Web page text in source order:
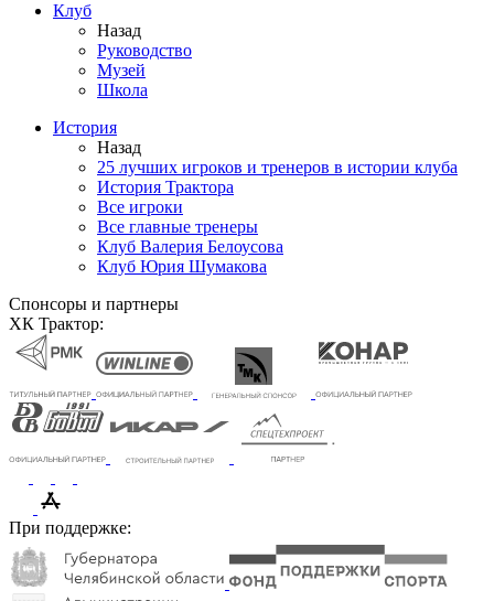
Клуб
Назад
Руководство
Музей
Школа
История
Назад
25 лучших игроков и тренеров в истории клуба
История Трактора
Все игроки
Все главные тренеры
Клуб Валерия Белоусова
Клуб Юрия Шумакова
Спонсоры и партнеры
ХК Трактор:
При поддержке: